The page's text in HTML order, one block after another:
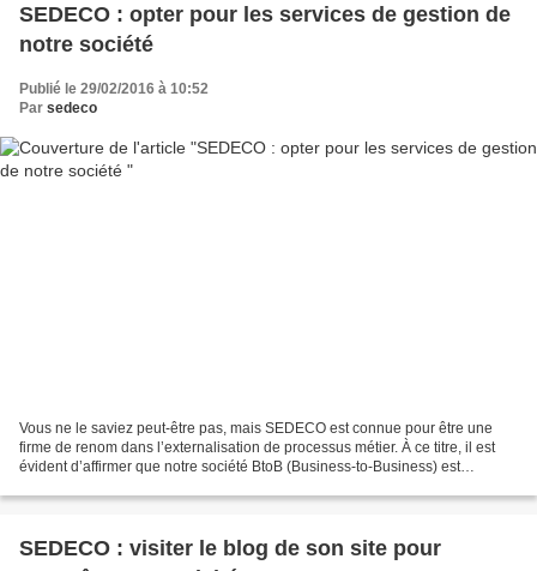
SEDECO : opter pour les services de gestion de
notre société
Publié le 29/02/2016 à 10:52
Par sedeco
Vous ne le saviez peut-être pas, mais SEDECO est connue pour être une
firme de renom dans l’externalisation de processus métier. À ce titre, il est
évident d’affirmer que notre société BtoB (Business-to-Business) est
SEDECO : visiter le blog de son site pour